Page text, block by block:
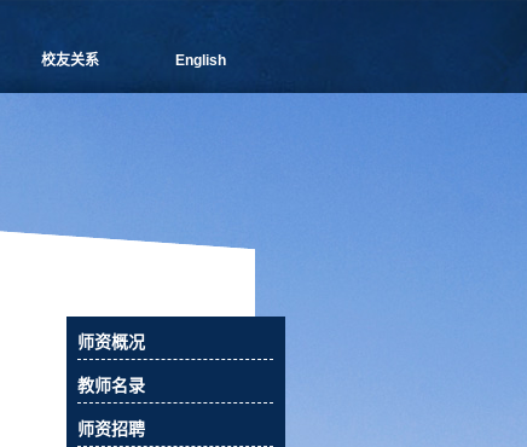
校友关系
活动预告
相关下载
联系我们
English
师资概况
教师名录
师资招聘